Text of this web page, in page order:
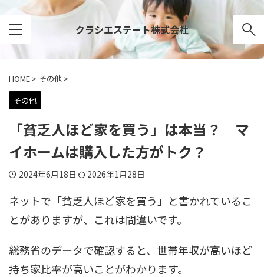
クラシエステート株式会社
HOME > その他 >
その他
「貧乏人ほど家を買う」は本当？ マ
イホームは購入した方がトク？
2024年6月18日 2026年1月28日
ネットで「貧乏人ほど家を買う」と書かれているこ
とがありますが、これは間違いです。
総務省のデータで確認すると、世帯年収が高いほど
持ち家比率が高いことがわかります。